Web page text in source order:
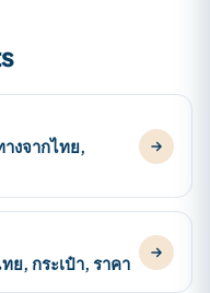
งจากไทย,
ย, กระเป๋า, ราคา